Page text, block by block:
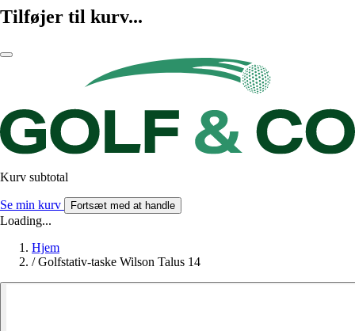
Tilføjer til kurv...
Kurv subtotal
Se min kurv Fortsæt med at handle
Loading...
Hjem
/ Golfstativ-taske Wilson Talus 14